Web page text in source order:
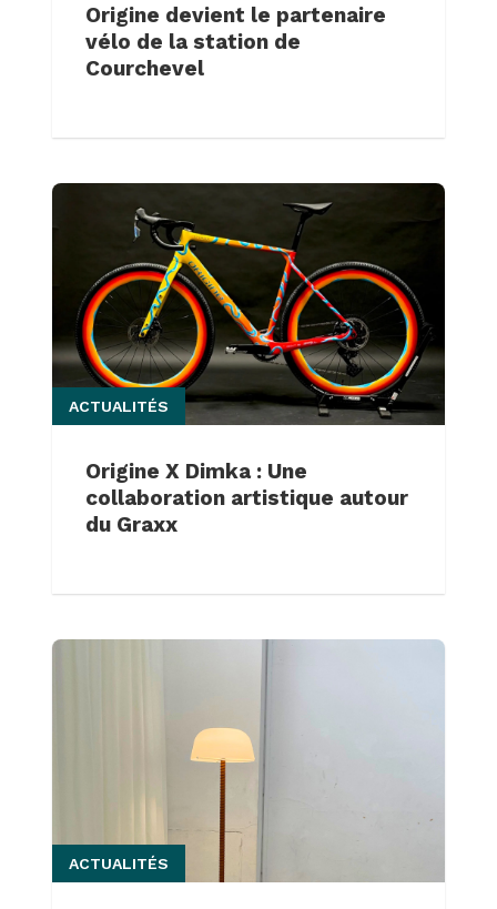
Origine devient le partenaire
vélo de la station de
Courchevel
Origine X Dimka : Une
collaboration artistique autour
du Graxx
ACTUALITÉS
ACTUALITÉS